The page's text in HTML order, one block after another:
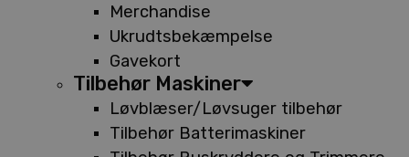
Merchandise
Ukrudtsbekæmpelse
Gavekort
Tilbehør Maskiner
Løvblæser/Løvsuger tilbehør
Tilbehør Batterimaskiner